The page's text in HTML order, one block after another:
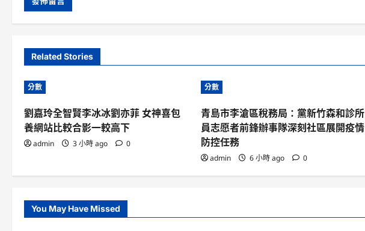
Related Stories
分數
劉嘉玲全智賢李冰冰劉亦菲 女神喜包
養網站比較合影一較高下
admin 3 小時 ago 0
分數
青島市李滄區稅務局：黨新竹森和診所
員志愿者前鋒辦事隊深刻社區展開疫情
防控任務
admin 6 小時 ago 0
You May Have Missed